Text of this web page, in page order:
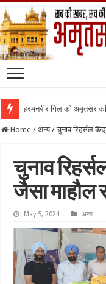
हरमनबीर गिल को अमृतसर
Home / अन्य / चुनाव रिहर्सल
चुनाव
जैसा माहौल
May 5, 2024 अन्य